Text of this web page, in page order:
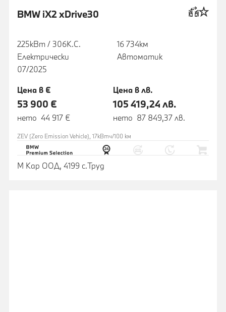
BMW iX2 xDrive30
225кВт / 306К.С.
Електрически
07/2025
16 734км
Автоматик
Цена в €
53 900 €
нето 44 917 €
Цена в лв.
105 419,24 лв.
нето 87 849,37 лв.
ZEV (Zero Emission Vehicle), 17кВтч/100 км
М Кар ООД, 4199 с.Труд